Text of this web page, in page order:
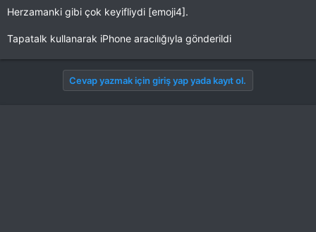
Herzamanki gibi çok keyifliydi [emoji4].
Tapatalk kullanarak iPhone aracılığıyla gönderildi
Cevap yazmak için giriş yap yada kayıt ol.